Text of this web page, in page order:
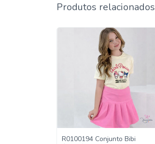
Produtos relacionados
R0100194 Conjunto Bibi